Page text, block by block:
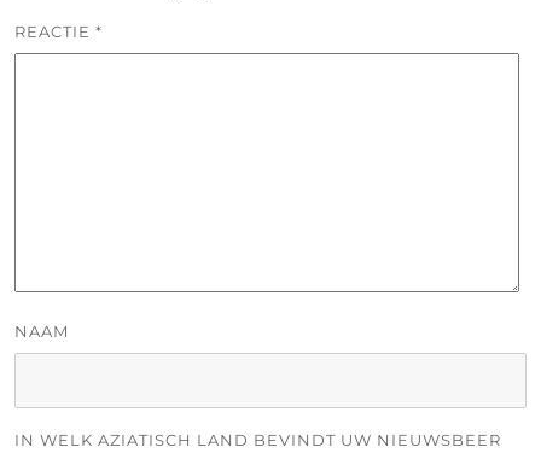
REACTIE *
NAAM
IN WELK AZIATISCH LAND BEVINDT UW NIEUWSBEER